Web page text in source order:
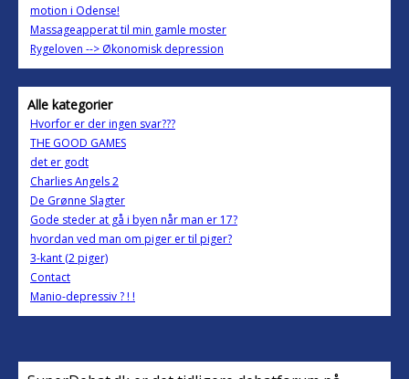
motion i Odense!
Massageapperat til min gamle moster
Rygeloven --> Økonomisk depression
Alle kategorier
Hvorfor er der ingen svar???
THE GOOD GAMES
det er godt
Charlies Angels 2
De Grønne Slagter
Gode steder at gå i byen når man er 17?
hvordan ved man om piger er til piger?
3-kant (2 piger)
Contact
Manio-depressiv ? ! !